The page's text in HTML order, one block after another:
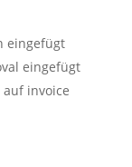
eingefügt
eingefügt
auf invoice